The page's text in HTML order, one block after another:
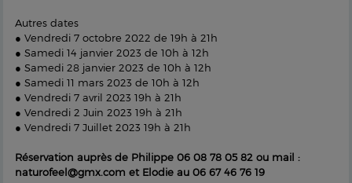
Autres dates
● Vendredi 7 octobre 2022 de 19h à 21h
● Samedi 14 janvier 2023 de 10h à 12h
● Samedi 28 janvier 2023 de 10h à 12h
● Samedi 11 mars 2023 de 10h à 12h
● Vendredi 7 avril 2023 19h à 21h
● Vendredi 2 Juin 2023 19h à 21h
● Vendredi 7 Juillet 2023 19h à 21h
Réservation auprès de Philippe 06 08 78 05 82 ou mail :
naturofeel@gmx.com et Elodie au 06 67 46 76 19